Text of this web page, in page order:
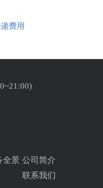
费用
全景 公司简介
联系我们